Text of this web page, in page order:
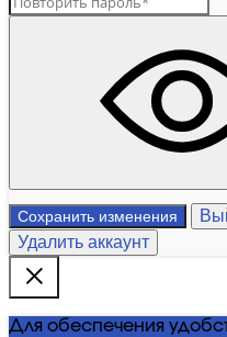
Сохранить изменения
Удалить аккаунт
Для обеспечения